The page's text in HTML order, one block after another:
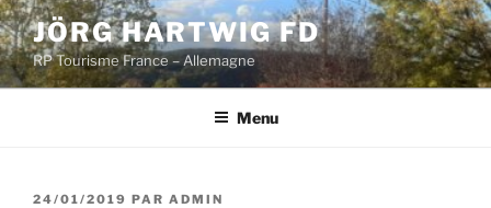
Aller
au
contenu
principal
JÖRG HARTWIG FD
RP Tourisme France – Allemagne
Menu
PUBLIÉ
24/01/2019 PAR ADMIN